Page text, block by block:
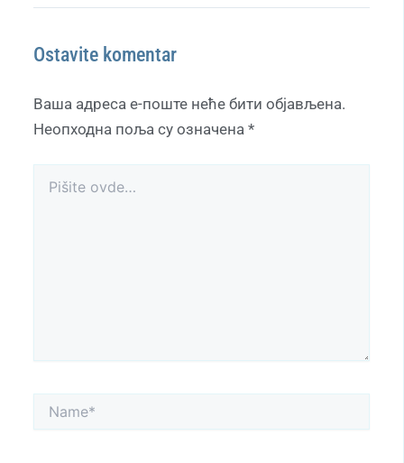
Ostavite komentar
Ваша адреса е-поште неће бити објављена.
Неопходна поља су означена *
Name*